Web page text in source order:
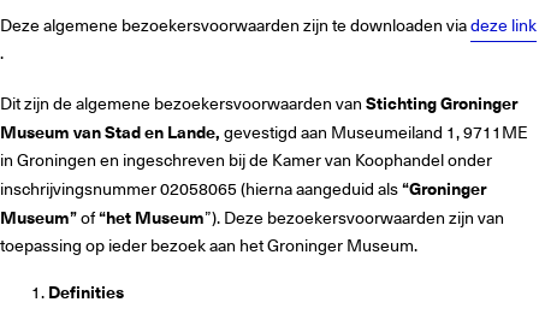
Deze algemene bezoekersvoorwaarden zijn te downloaden viadeze link
.
Dit zijn de algemene bezoekersvoorwaarden van StichtingGroninger
Museum van Stad en Lande, gevestigd aan Museumeiland 1, 9711ME
in Groningen en ingeschreven bij de Kamer van Koophandel onder
inschrijvingsnummer 02058065 (hierna aangeduid als“Groninger
Museum”of“het Museum”). Deze bezoekersvoorwaarden zijn van
toepassing op ieder bezoek aan het Groninger Museum.
Definities